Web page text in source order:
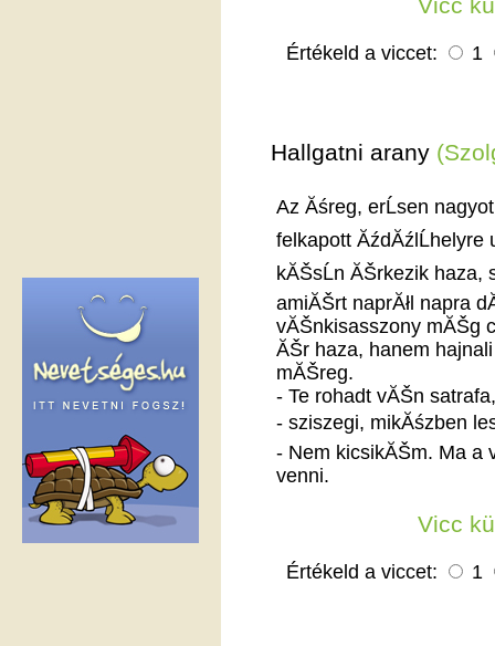
Értékeld a viccet: 1
Hallgatni arany
Az Ăśreg, erĹsen
felkapott
kĂŠsĹn ĂŠrkezik
amiĂŠrt naprĂłl napra
vĂŠnkisasszony mĂŠg
ĂŠr haza, hanem
mĂŠreg.
- Te rohadt vĂŠn
- sziszegi, mikĂśzben
- Nem kicsikĂŠm. Ma a
venni.
Vicc
Értékeld a viccet: 1